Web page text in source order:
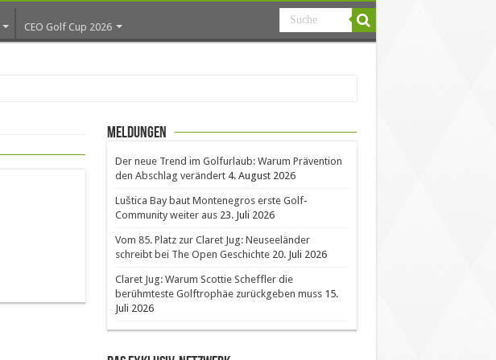
CEO Golf Cup 2026
Meldungen
Der neue Trend im Golfurlaub: Warum Prävention
den Abschlag verändert 4. August 2026
Luštica Bay baut Montenegros erste Golf-
Community weiter aus 23. Juli 2026
Vom 85. Platz zur Claret Jug: Neuseeländer
schreibt bei The Open Geschichte 20. Juli 2026
Claret Jug: Warum Scottie Scheffler die
berühmteste Golftrophäe zurückgeben muss 15.
Juli 2026